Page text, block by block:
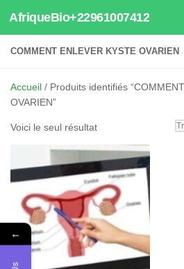
Au dessous du contenu
AfriqueBio+22961007412
COMMENT ENLEVER KYSTE OVARIEN
Accueil / Produits identifiés
OVARIEN”
Voici le seul résultat
←